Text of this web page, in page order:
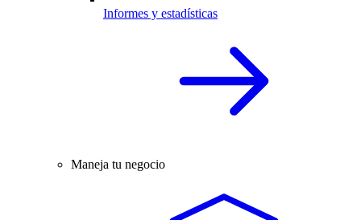
Informes y estadísticas
Maneja tu negocio